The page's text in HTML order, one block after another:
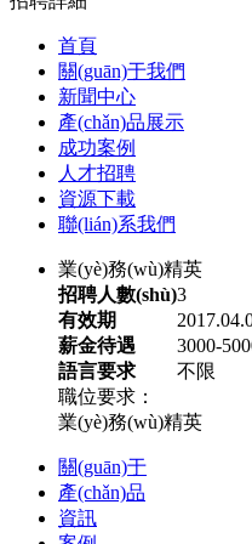
首頁
關(guān)于我們
新聞中心
產(chǎn)品展示
成功案例
人才招聘
資源下載
聯(lián)系我們
業(yè)務(wù)精英
招聘人數(shù)3
有效期
薪金待遇
3000-
語言要求
不限
職位要求：
業(yè)務(wù)精英
關(guān)于
產(chǎn)品
資訊